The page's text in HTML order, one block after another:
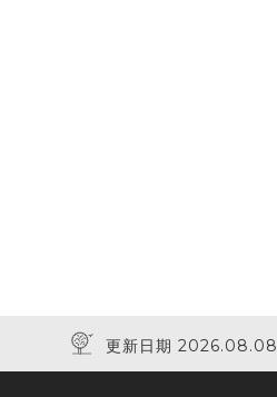
更新日期 2026.08.08